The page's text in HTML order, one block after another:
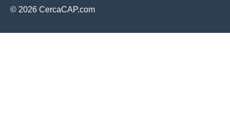
© 2026 CercaCAP.com